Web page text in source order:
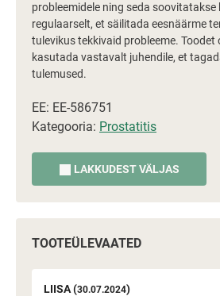
probleemidele ning seda soovitatakse
regulaarselt, et säilitada eesnäärme
tulevikus tekkivaid probleeme.
kasutada vastavalt juhendile, et
tulemused.
EE: EE-586751
Kategooria: Prostatitis
LAKKUDEST VÄLJAS
TOOTEÜLEVAATED
LIISA (30.07.2024)